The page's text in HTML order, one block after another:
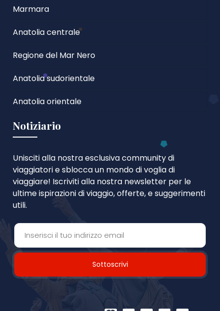
Marmara
Anatolia centrale
Regione del Mar Nero
Anatolia sudorientale
Anatolia orientale
Notiziario
Unisciti alla nostra esclusiva community di
viaggiatori e sblocca un mondo di voglia di
viaggiare! Iscriviti alla nostra newsletter per le
ultime ispirazioni di viaggio, offerte, e suggerimenti
utili.
Sottoscrivi